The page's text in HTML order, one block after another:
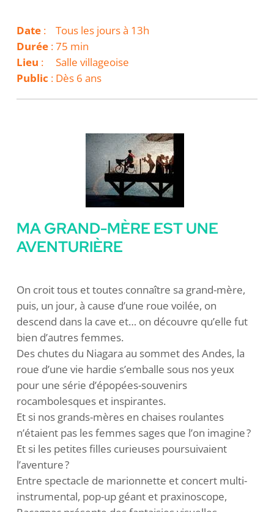
Date : Tous les jours à 13h
Durée : 75 min
Lieu : Salle villageoise
Public : Dès 6 ans
MA GRAND-MÈRE EST UNE
AVENTURIÈRE
On croit tous et toutes connaître sa grand-mère,
puis, un jour, à cause d’une roue voilée, on
descend dans la cave et… on découvre qu’elle fut
bien d’autres femmes.
Des chutes du Niagara au sommet des Andes, la
roue d’une vie hardie s’emballe sous nos yeux
pour une série d’épopées-souvenirs
rocambolesques et inspirantes.
Et si nos grands-mères en chaises roulantes
n’étaient pas les femmes sages que l’on imagine ?
Et si les petites filles curieuses poursuivaient
l’aventure ?
Entre spectacle de marionnette et concert multi-
instrumental, pop-up géant et praxinoscope,